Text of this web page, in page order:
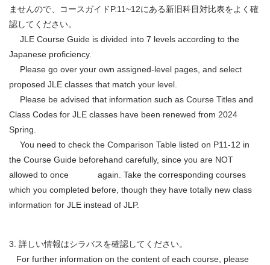
ませんので、
コースガイドP.11~12にある新旧科目対比表をよく確
認してください。
JLE Course Guide is divided into 7 levels according to the
Japanese proficiency.
Please go over your own assigned-level pages, and select
proposed JLE classes that match your level.
Please be advised that information such as Course Titles and
Class Codes for JLE classes have been renewed from 2024
Spring.
You need to check the Comparison Table listed on P11-12 in
the Course Guide beforehand carefully, since you are NOT
allowed to once again. Take the corresponding courses
which you completed before, though they have totally new class
information for JLE instead of JLP.
3. 詳しい情報はシラバスを確認してください。
For further information on the content of each course, please